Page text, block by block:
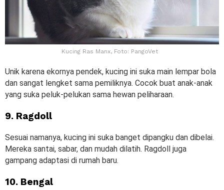
Kucing Ras Manx, Foto: PangoVet
Unik karena ekornya pendek, kucing ini suka main lempar bola
dan sangat lengket sama pemiliknya. Cocok buat anak-anak
yang suka peluk-pelukan sama hewan peliharaan.
9. Ragdoll
Sesuai namanya, kucing ini suka banget dipangku dan dibelai.
Mereka santai, sabar, dan mudah dilatih. Ragdoll juga
gampang adaptasi di rumah baru.
10. Bengal